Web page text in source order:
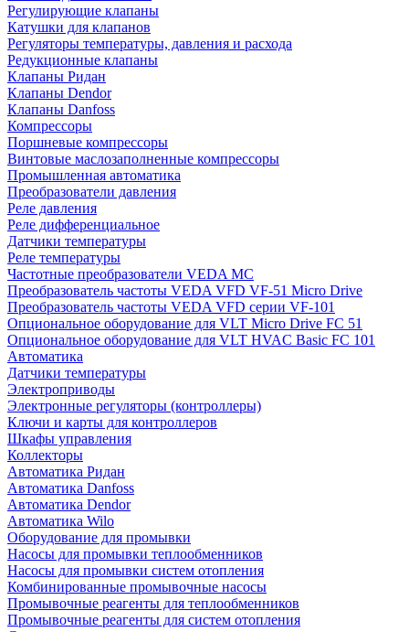
Регулирующие клапаны
Катушки для клапанов
Регуляторы температуры, давления и расхода
Редукционные клапаны
Клапаны Ридан
Клапаны Dendor
Клапаны Danfoss
Компрессоры
Поршневые компрессоры
Винтовые маслозаполненные компрессоры
Промышленная автоматика
Преобразователи давления
Реле давления
Реле дифференциальное
Датчики температуры
Реле температуры
Частотные преобразователи VEDA MC
Преобразователь частоты VEDA VFD VF-51 Micro Drive
Преобразователь частоты VEDA VFD серии VF-101
Опциональное оборудование для VLT Micro Drive FC 51
Опциональное оборудование для VLT HVAC Basic FC 101
Автоматика
Датчики температуры
Электроприводы
Электронные регуляторы (контроллеры)
Ключи и карты для контроллеров
Шкафы управления
Коллекторы
Автоматика Ридан
Автоматика Danfoss
Автоматика Dendor
Автоматика Wilo
Оборудование для промывки
Насосы для промывки теплообменников
Насосы для промывки систем отопления
Комбинированные промывочные насосы
Промывочные реагенты для теплообменников
Промывочные реагенты для систем отопления